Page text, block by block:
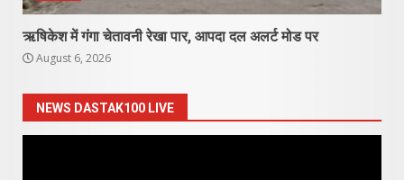
ऋषिकेश में गंगा चेतावनी रेखा पार, आपदा दल अलर्ट मोड पर
August 6, 2026
NEWS DASTAK100 LIVE